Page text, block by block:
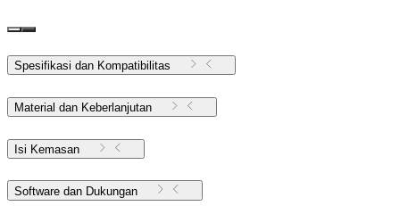
Spesifikasi dan Kompatibilitas
Material dan Keberlanjutan
Isi Kemasan
Software dan Dukungan